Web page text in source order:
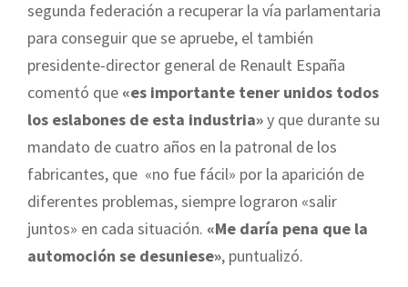
segunda federación a recuperar la vía parlamentaria
para conseguir que se apruebe, el también
presidente-director general de Renault España
comentó que «es importante tener unidos todos
los eslabones de esta industria»y que durante su
mandato de cuatro años en la patronal de los
fabricantes, que «no fue fácil» por la aparición de
diferentes problemas, siempre lograron «salir
juntos» en cada situación. «Me daría pena que la
automoción se desuniese», puntualizó.